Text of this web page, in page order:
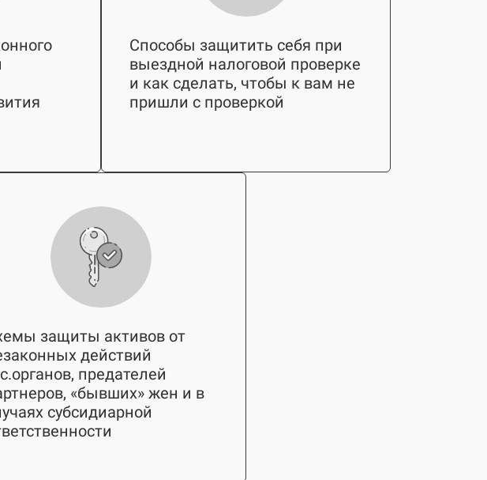
Способы защитить себя при
выездной налоговой проверке
и как сделать, чтобы к вам не
пришли с проверкой
защиты активов от
действий
предателей
«бывших» жен и в
субсидиарной